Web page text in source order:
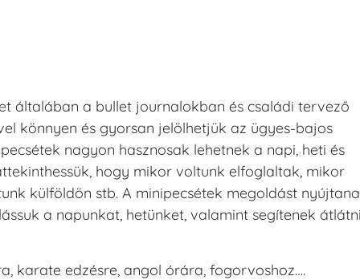
általában a bullet journalokban és családi tervező
könnyen és gyorsan jelölhetjük az ügyes-bajos
nagyon hasznosak lehetnek a napi, heti és
hogy mikor voltunk elfoglaltak, mikor
külföldön stb. A minipecsétek megoldást
a napunkat, hetünket, valamint segítenek
karate edzésre, angol órára, fogorvoshoz….